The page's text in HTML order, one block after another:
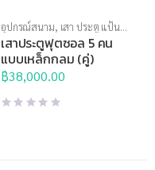
อุปกรณ์สนาม, เสา ประตู แป้น
บาส
เสาประตูฟุตซอล 5 คน
แบบเหล็กกลม (คู่)
฿38,000.00